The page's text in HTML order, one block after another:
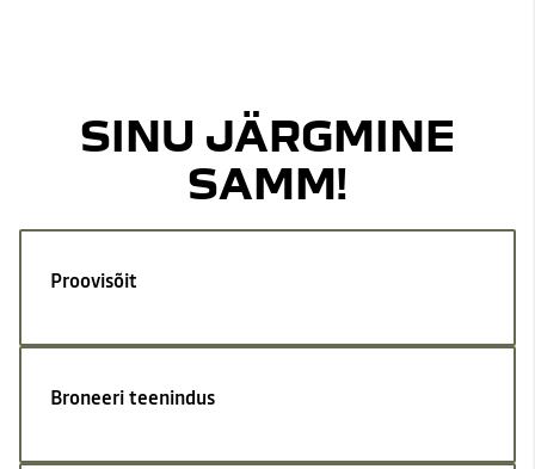
SINU JÄRGMINE
SAMM!
Proovisõit
Broneeri teenindus